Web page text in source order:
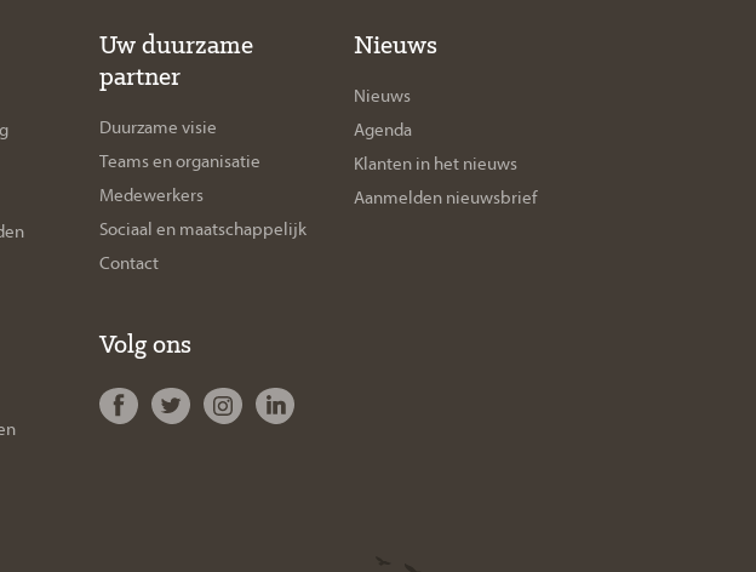
Uw duurzame
partner
Duurzame visie
Teams en organisatie
Medewerkers
Sociaal en maatschappelijk
Contact
Nieuws
Nieuws
Agenda
Klanten in het nieuws
Aanmelden nieuwsbrief
Volg ons